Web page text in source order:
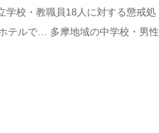
学校・教職員18人に対する懲戒処
テルで… 多摩地域の中学校・男性